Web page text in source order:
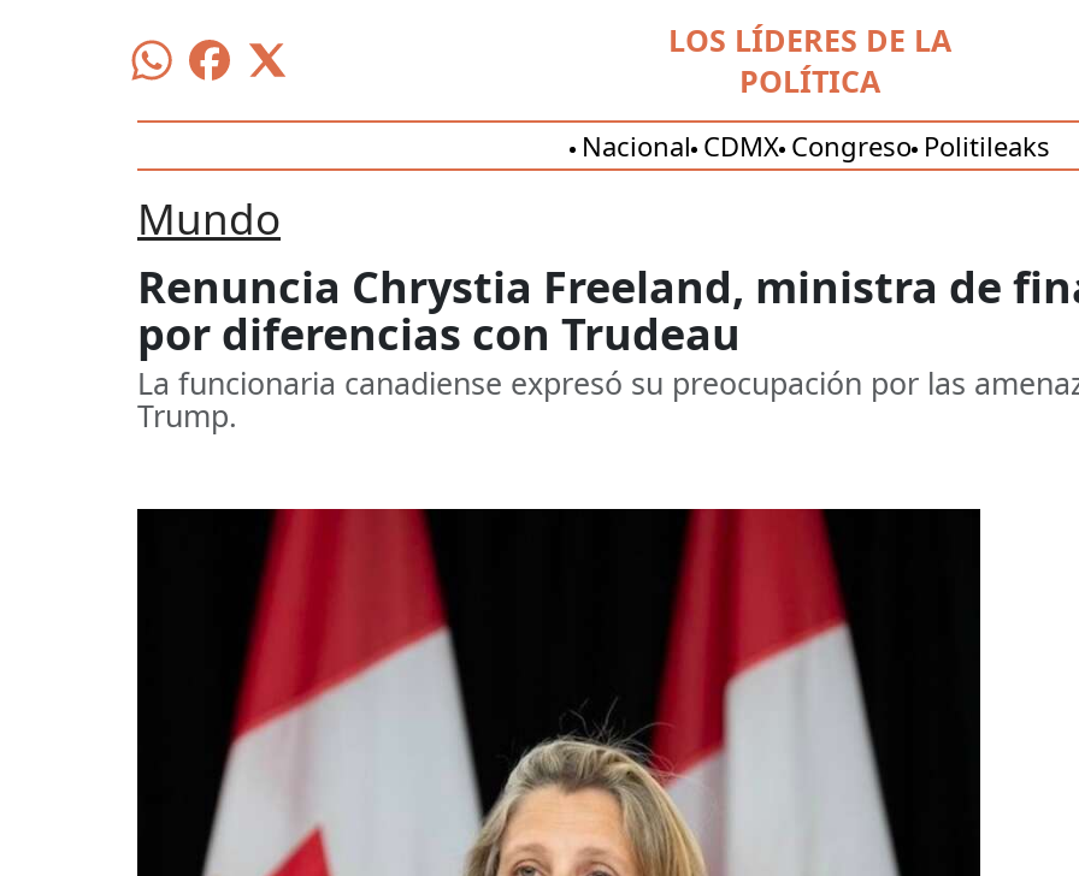
LOS LÍDERES DE LA
POLÍTICA
Nacional CDMX Congreso Politileaks
Mundo
Renuncia Chrystia Freeland, ministra de
por diferencias con Trudeau
La funcionaria canadiense expresó su preocupación por las
Trump.